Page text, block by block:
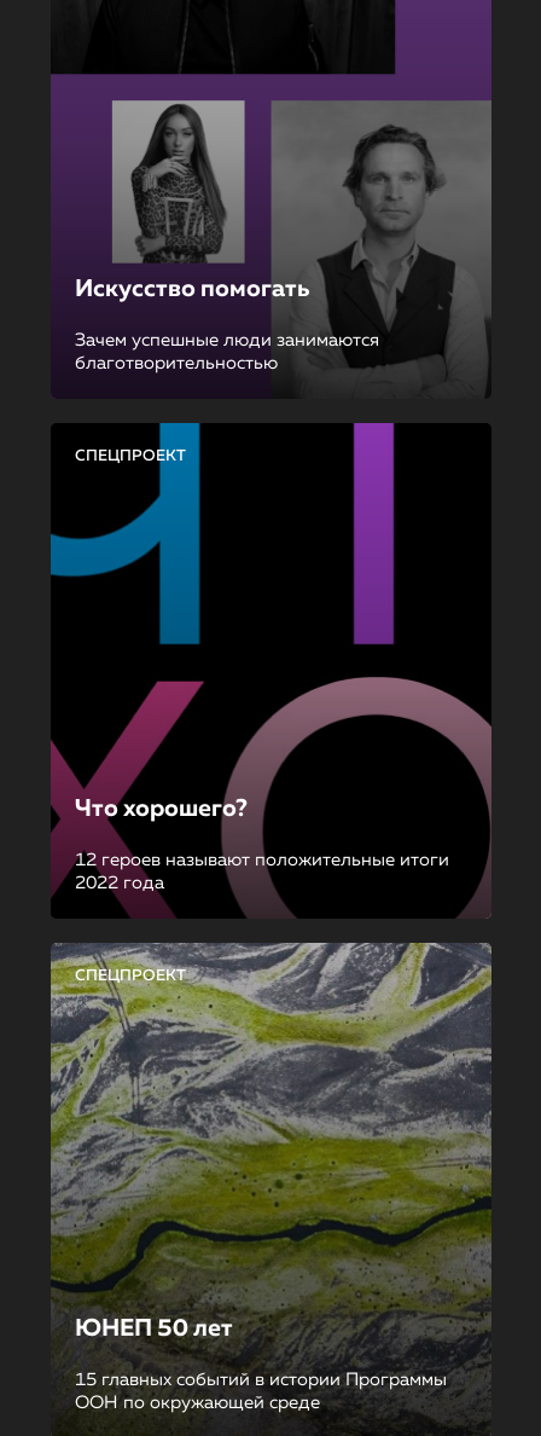
Искусство помогать
Зачем успешные люди занимаются
благотворительностью
СПЕЦПРОЕКТ
Что хорошего?
12 героев называют положительные итоги
2022 года
СПЕЦПРОЕКТ
ЮНЕП 50 лет
15 главных событий в истории Программы
ООН по окружающей среде